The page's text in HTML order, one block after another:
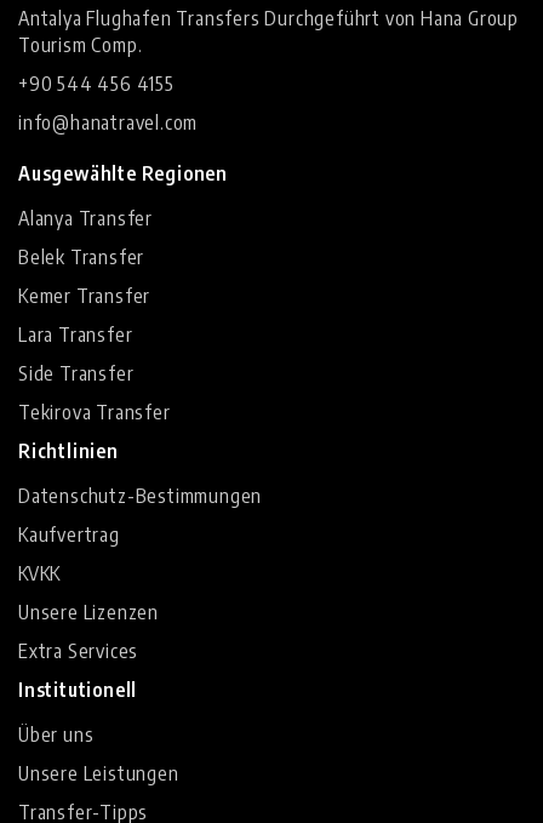
Antalya Flughafen Transfers Durchgeführt von Hana Group
Tourism Comp.
+90 544 456 4155
info@hanatravel.com
Ausgewählte Regionen
Alanya Transfer
Belek Transfer
Kemer Transfer
Lara Transfer
Side Transfer
Tekirova Transfer
Richtlinien
Datenschutz-Bestimmungen
Kaufvertrag
KVKK
Unsere Lizenzen
Extra Services
Institutionell
Über uns
Unsere Leistungen
Transfer-Tipps